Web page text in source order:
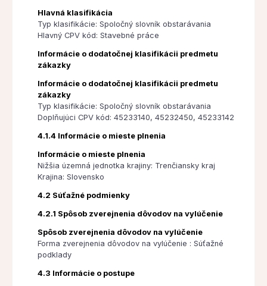
Hlavná klasifikácia
Typ klasifikácie: Spoločný slovník obstarávania
Hlavný CPV kód: Stavebné práce
Informácie o dodatočnej klasifikácii predmetu
zákazky
Informácie o dodatočnej klasifikácii predmetu
zákazky
Typ klasifikácie: Spoločný slovník obstarávania
Doplňujúci CPV kód: 45233140, 45232450, 45233142
4.1.4 Informácie o mieste plnenia
Informácie o mieste plnenia
Nižšia územná jednotka krajiny: Trenčiansky kraj
Krajina: Slovensko
4.2 Súťažné podmienky
4.2.1 Spôsob zverejnenia dôvodov na vylúčenie
Spôsob zverejnenia dôvodov na vylúčenie
Forma zverejnenia dôvodov na vylúčenie : Súťažné
podklady
4.3 Informácie o postupe